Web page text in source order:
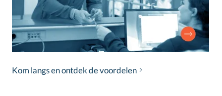
Kom langs en ontdek de voordelen